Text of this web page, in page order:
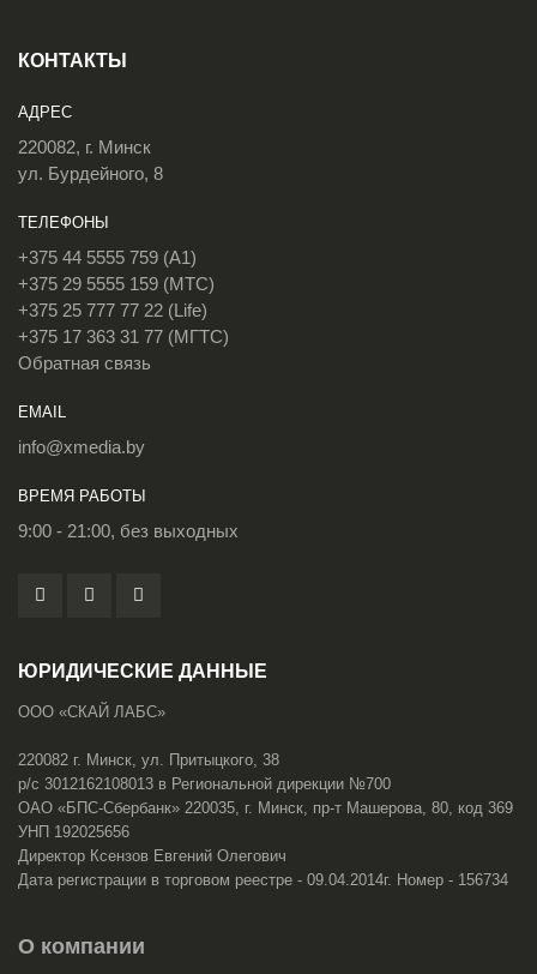
КОНТАКТЫ
АДРЕС
220082, г. Минск
ул. Бурдейного, 8
ТЕЛЕФОНЫ
+375 44 5555 759 (A1)
+375 29 5555 159 (МТС)
+375 25 777 77 22 (Life)
+375 17 363 31 77 (МГТС)
Обратная связь
EMAIL
info@xmedia.by
ВРЕМЯ РАБОТЫ
9:00 - 21:00, без выходных
ЮРИДИЧЕСКИЕ ДАННЫЕ
ООО «СКАЙ ЛАБС»
220082 г. Минск, ул. Притыцкого, 38
р/с 3012162108013 в Региональной дирекции №700
ОАО «БПС-Сбербанк» 220035, г. Минск, пр-т Машерова, 80, код 369
УНП 192025656
Директор Ксензов Евгений Олегович
Дата регистрации в торговом реестре - 09.04.2014г. Номер - 156734
О компании